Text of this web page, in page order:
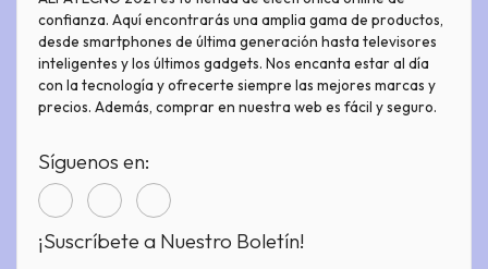
confianza. Aquí encontrarás una amplia gama de productos,
desde smartphones de última generación hasta televisores
inteligentes y los últimos gadgets. Nos encanta estar al día
con la tecnología y ofrecerte siempre las mejores marcas y
precios. Además, comprar en nuestra web es fácil y seguro.
Síguenos en:
¡Suscríbete a Nuestro Boletín!